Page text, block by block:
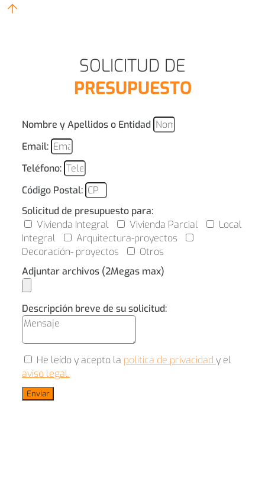
SOLICITUD DE
PRESUPUESTO
Nombre y Apellidos o Entidad
Email:
Teléfono:
Código Postal:
Solicitud de presupuesto para:
Vivienda Integral
Vivienda Parcial
Local
Integral
Arquitectura-proyectos
Decoración- proyectos
Otros
Adjuntar archivos (2Megas max)
Descripción breve de su solicitud:
He leído y acepto la política de privacidad y el
aviso legal.
Enviar